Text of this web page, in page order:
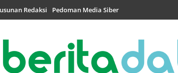
Redaksi Pedoman Media Siber